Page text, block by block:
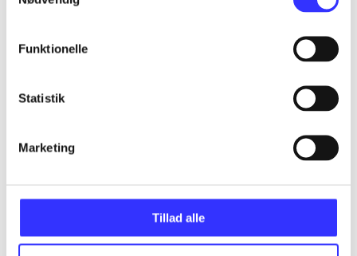
Funktionelle
Statistik
Marketing
Tillad alle
...
...
...